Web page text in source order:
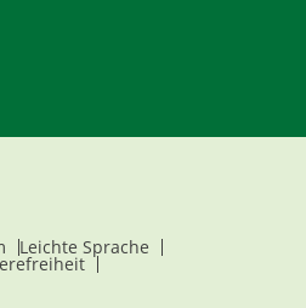
Leichte Sprache